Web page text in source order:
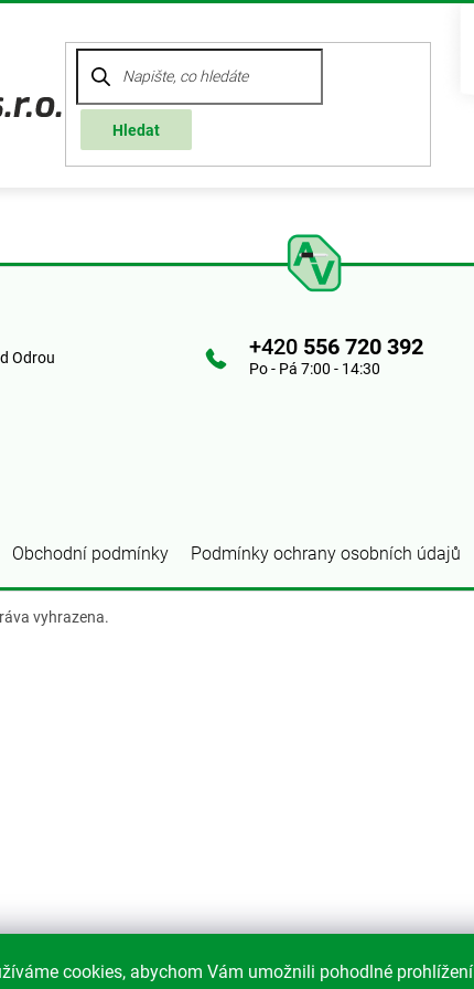
cookies, abychom Vám umožnili pohodlné prohlížení
Hledat
Odrou
+420 556 720 392
Po - Pá 7:00 - 14:30
Obchodní podmínky Podmínky ochrany osobních údajů
vyhrazena.